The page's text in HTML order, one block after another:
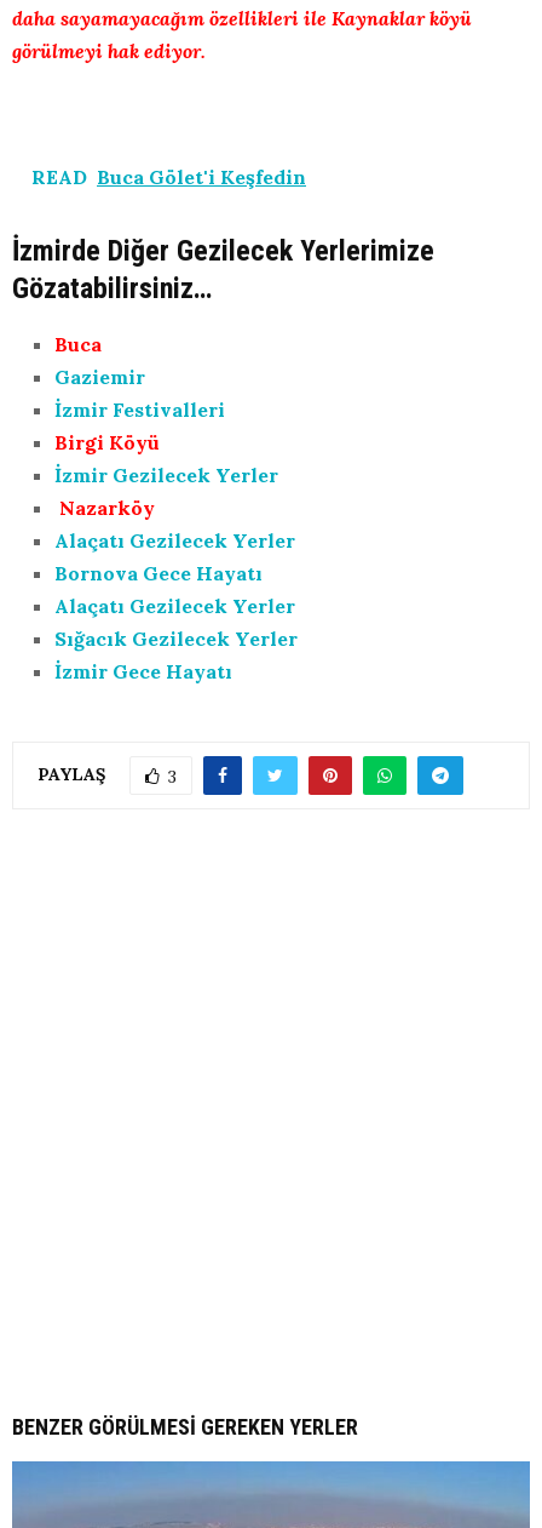
daha sayamayacağım özellikleri ile Kaynaklar köyü
görülmeyi hak ediyor.
READ Buca Gölet'i Keşfedin
İzmirde Diğer Gezilecek Yerlerimize
Gözatabilirsiniz…
Buca
Gaziemir
İzmir Festivalleri
Birgi Köyü
İzmir Gezilecek Yerler
Nazarköy
Alaçatı Gezilecek Yerler
Bornova Gece Hayatı
Alaçatı Gezilecek Yerler
Sığacık Gezilecek Yerler
İzmir Gece Hayatı
PAYLAŞ 3
BENZER GÖRÜLMESI GEREKEN YERLER